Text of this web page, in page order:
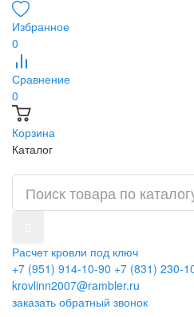
Избранное
0
Сравнение
0
Корзина
Каталог
Расчет кровли под ключ
+7 (951) 914-10-90 +7 (831) 230-
krovlinn2007@rambler.ru
заказать обратный звонок